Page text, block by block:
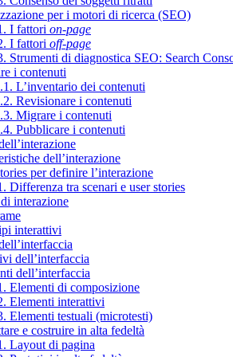
per i motori di ricerca (SEO)
I fattori on-page
I fattori off-page
Strumenti di diagnostica SEO: Search
i contenuti
L’inventario dei contenuti
Revisionare i contenuti
Migrare i contenuti
Pubblicare i contenuti
dell’interazione
per definire l’interazione
Differenza tra scenari e user stories
interazione
interattivi
dell’interfaccia
dell’interfaccia
Elementi di composizione
Elementi interattivi
Elementi testuali (microtesti)
e costruire in alta fedeltà
Layout di pagina